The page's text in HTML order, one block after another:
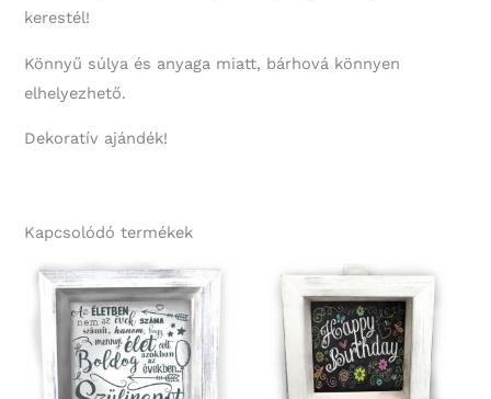
kerestél!
Könnyű súlya és anyaga miatt, bárhová könnyen
elhelyezhető.
Dekoratív ajándék!
Kapcsolódó termékek